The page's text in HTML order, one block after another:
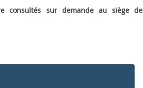
consultés sur demande au siège de